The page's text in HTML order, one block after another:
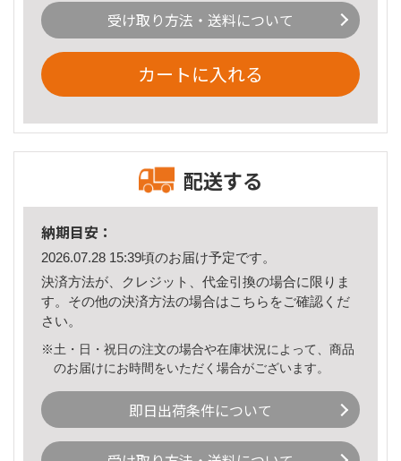
受け取り方法・送料について
カートに入れる
配送する
納期目安：
2026.07.28 15:39頃のお届け予定です。
決済方法が、クレジット、代金引換の場合に限りま
す。その他の決済方法の場合はこちら をご確認くだ
さい。
※土・日・祝日の注文の場合や在庫状況によって、商品
のお届けにお時間をいただく場合がございます。
即日出荷条件について